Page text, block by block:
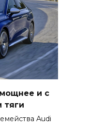
и с
тяги
Audi